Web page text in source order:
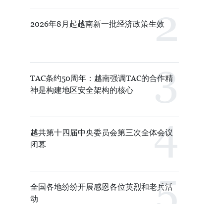
2026年8月起越南新一批经济政策生效
TAC条约50周年：越南强调TAC的合作精
神是构建地区安全架构的核心
越共第十四届中央委员会第三次全体会议
闭幕
全国各地纷纷开展感恩各位英烈和老兵活
动